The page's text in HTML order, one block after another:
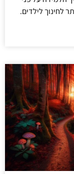
לחינוך לילדים.